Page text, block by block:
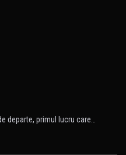
departe, primul lucru care…